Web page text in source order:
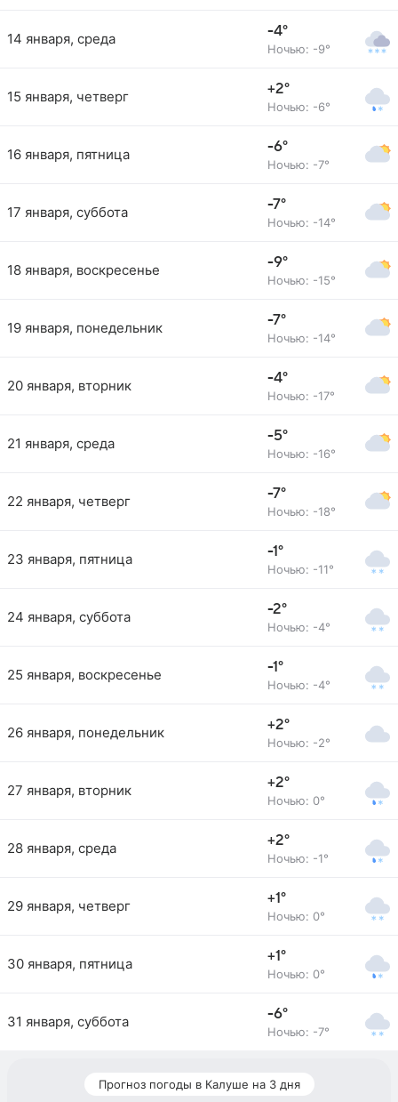
14 января, среда -4°
Ночью: -9°
15 января, четверг +2°
Ночью: -6°
16 января, пятница -6°
Ночью: -7°
17 января, суббота -7°
Ночью: -14°
18 января, воскресенье -9°
Ночью: -15°
19 января, понедельник -7°
Ночью: -14°
20 января, вторник -4°
Ночью: -17°
21 января, среда -5°
Ночью: -16°
22 января, четверг -7°
Ночью: -18°
23 января, пятница -1°
Ночью: -11°
24 января, суббота -2°
Ночью: -4°
25 января, воскресенье -1°
Ночью: -4°
26 января, понедельник +2°
Ночью: -2°
27 января, вторник +2°
Ночью: 0°
28 января, среда +2°
Ночью: -1°
29 января, четверг +1°
Ночью: 0°
30 января, пятница +1°
Ночью: 0°
31 января, суббота -6°
Ночью: -7°
Прогноз погоды в Калуше на 3 дня